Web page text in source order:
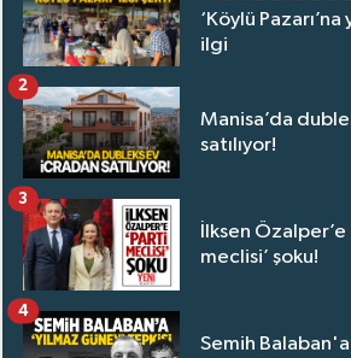
‘Köylü
ilgi
Manisa’da
satılıyor!
2
İlksen
meclisi’ şoku!
3
Semih Balaban'a
4